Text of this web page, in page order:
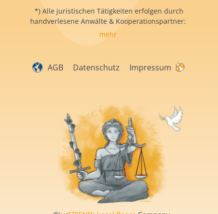
*) Alle juristischen Tätigkeiten erfolgen durch
handverlesene Anwälte & Kooperationspartner:
mehr
AGB Datenschutz Impressum